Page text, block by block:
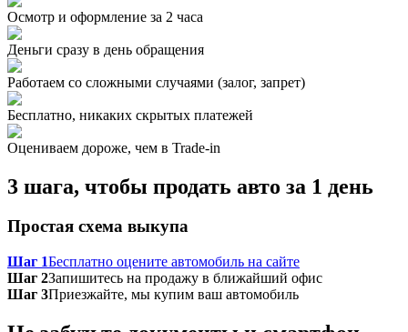
Осмотр и оформление за 2 часа
Деньги сразу в день обращения
Работаем со сложными случаями (залог, запрет)
Бесплатно, никаких скрытых платежей
Оцениваем дороже, чем в Trade‑in
3 шага, чтобы продать авто за 1 день
Простая схема выкупа
Шаг 1Бесплатно оцените автомобиль на сайте
Шаг 2Запишитесь на продажу в ближайший офис
Шаг 3Приезжайте, мы купим ваш автомобиль